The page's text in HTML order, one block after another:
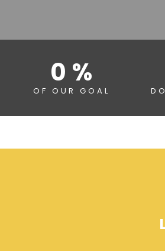
0 %
OF OUR GOAL